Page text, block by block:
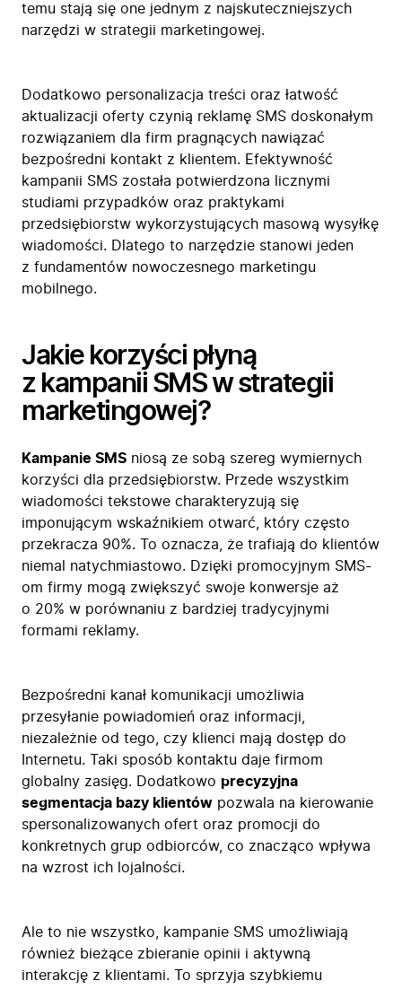
temu stają się one jednym z najskuteczniejszych
narzędzi w strategii marketingowej.
Dodatkowo personalizacja treści oraz łatwość
aktualizacji oferty czynią reklamę SMS doskonałym
rozwiązaniem dla firm pragnących nawiązać
bezpośredni kontakt z klientem. Efektywność
kampanii SMS została potwierdzona licznymi
studiami przypadków oraz praktykami
przedsiębiorstw wykorzystujących masową wysyłkę
wiadomości. Dlatego to narzędzie stanowi jeden
z fundamentów nowoczesnego marketingu
mobilnego.
Jakie korzyści płyną
z kampanii SMS w strategii
marketingowej?
Kampanie SMS niosą ze sobą szereg wymiernych
korzyści dla przedsiębiorstw. Przede wszystkim
wiadomości tekstowe charakteryzują się
imponującym wskaźnikiem otwarć, który często
przekracza 90%. To oznacza, że trafiają do klientów
niemal natychmiastowo. Dzięki promocyjnym SMS-
om firmy mogą zwiększyć swoje konwersje aż
o 20% w porównaniu z bardziej tradycyjnymi
formami reklamy.
Bezpośredni kanał komunikacji umożliwia
przesyłanie powiadomień oraz informacji,
niezależnie od tego, czy klienci mają dostęp do
Internetu. Taki sposób kontaktu daje firmom
globalny zasięg. Dodatkowo precyzyjna
segmentacja bazy klientów pozwala na kierowanie
spersonalizowanych ofert oraz promocji do
konkretnych grup odbiorców, co znacząco wpływa
na wzrost ich lojalności.
Ale to nie wszystko, kampanie SMS umożliwiają
również bieżące zbieranie opinii i aktywną
interakcję z klientami. To sprzyja szybkiemu